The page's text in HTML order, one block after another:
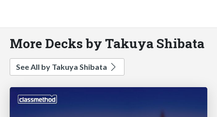
More Decks by Takuya Shibata
See All by Takuya Shibata